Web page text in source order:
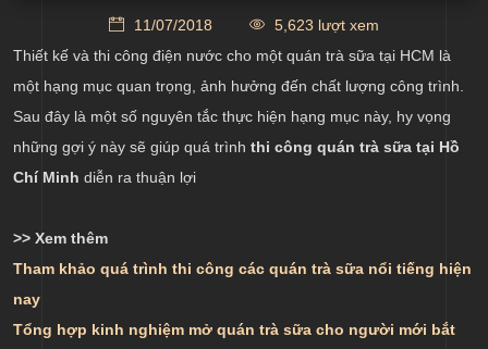
Lắp đặt các thiết bị điện hợp lý với hệ thống điện
11/07/2018
5,623 lượt xem
Thiết kế và thi công điện nước cho một quán trà sữa tại HCM là
một hạng mục quan trọng, ảnh hưởng đến chất lượng công trình.
Sau đây là một số nguyên tắc thực hiện hạng mục này, hy vọng
những gợi ý này sẽ giúp quá trình thi công quán trà sữa tại Hồ
Chí Minh diễn ra thuận lợi
>> Xem thêm
Tham khảo quá trình thi công các quán trà sữa nổi tiếng hiện
nay
Tổng hợp kinh nghiệm mở quán trà sữa cho người mới bắt